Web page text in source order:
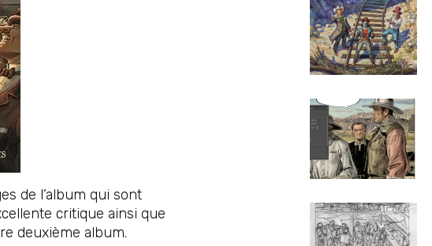
de l’album qui sont
critique ainsi que
deuxième album.